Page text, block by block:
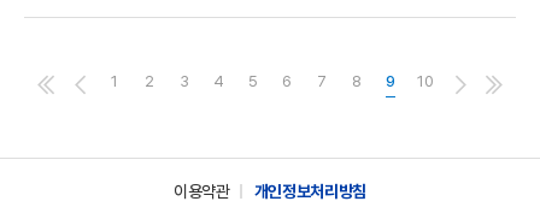
1 2 3 4 5 6 7 8 9 10
이용약관 개인정보처리방침